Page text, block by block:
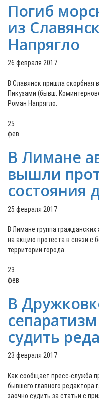
Погиб
из
Напрягло
26 февраля 2017
В Славянск пришла скорбная
Пикузами (бывш.
Роман Напрягло.
25
фев
В Лимане
вышли
состояния
25 февраля 2017
В Лимане группа
на акцию протеста в связи с
территории города.
23
фев
В
судить
23 февраля 2017
Как сообщает пресс-служба
бывшего главного редактора
заочно судить за статьи с